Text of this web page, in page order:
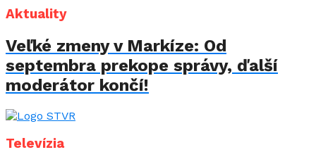
Aktuality
Veľké zmeny v Markíze: Od
septembra prekope správy, ďalší
moderátor končí!
Televízia